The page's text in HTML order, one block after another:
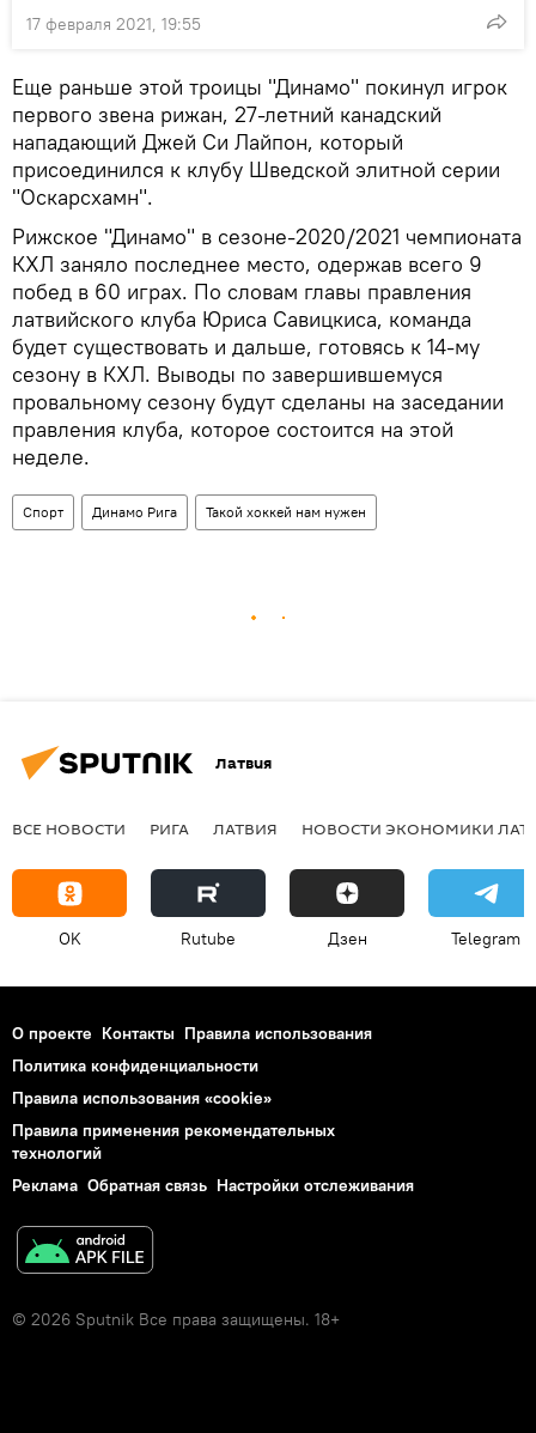
17 февраля 2021, 19:55
Еще раньше этой троицы "Динамо" покинул игрок
первого звена рижан, 27-летний канадский
нападающий Джей Си Лайпон, который
присоединился к клубу Шведской элитной серии
"Оскарсхамн".
Рижское "Динамо" в сезоне-2020/2021 чемпионата
КХЛ заняло последнее место, одержав всего 9
побед в 60 играх. По словам главы правления
латвийского клуба Юриса Савицкиса, команда
будет существовать и дальше, готовясь к 14-му
сезону в КХЛ. Выводы по завершившемуся
провальному сезону будут сделаны на заседании
правления клуба, которое состоится на этой
неделе.
Спорт Динамо Рига Такой хоккей нам нужен
Латвия
ВСЕ НОВОСТИ РИГА ЛАТВИЯ НОВОСТИ ЭКОНОМИКИ
OK Rutube Дзен Telegram
О проекте Контакты Правила использования
Политика конфиденциальности
Правила использования «cookie»
Правила применения рекомендательных
технологий
Реклама Обратная связь Настройки отслеживания
© 2026 Sputnik Все права защищены. 18+